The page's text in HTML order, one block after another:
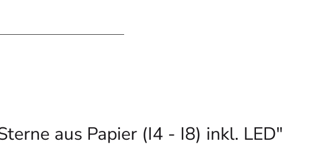
aus Papier (I4 - I8) inkl. LED"